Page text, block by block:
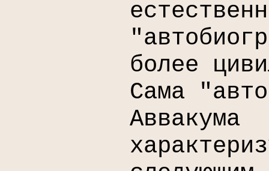
более
Сама
Аввакума